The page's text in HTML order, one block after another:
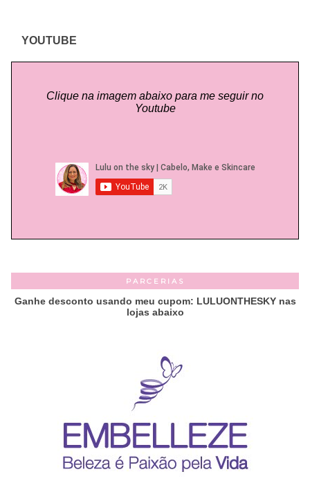
YOUTUBE
Clique na imagem abaixo para me seguir no
Youtube
PARCERIAS
Ganhe desconto usando meu cupom: LULUONTHESKY nas
lojas abaixo